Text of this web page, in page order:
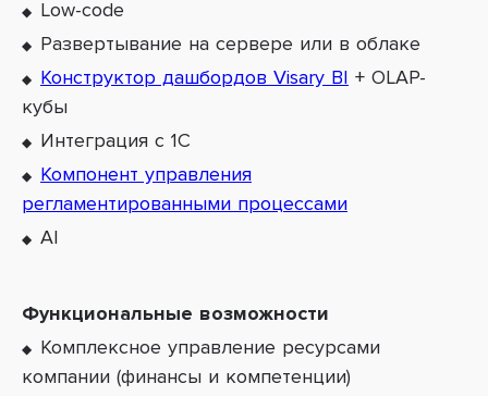
Low-code
Развертывание на сервере или в облаке
Конструктор дашбордов Visary BI + OLAP-
кубы
Интеграция с 1С
Компонент управления
регламентированными процессами
AI
Функциональные возможности
Комплексное управление ресурсами
компании (финансы и компетенции)